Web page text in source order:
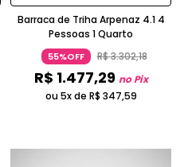
Barraca de Triha Arpenaz 4.1 4
Pessoas 1 Quarto
55%OFF R$3.302,18
R$ 1.477,29 no Pix
ou 5x de R$ 347,59